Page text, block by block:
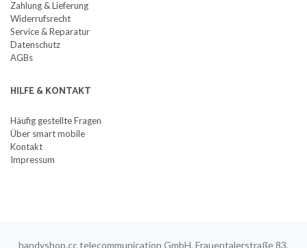
Zahlung & Lieferung
Widerrufsrecht
Service & Reparatur
Datenschutz
AGBs
HILFE & KONTAKT
Häufig gestellte Fragen
Über smart mobile
Kontakt
Impressum
handyshop.cc telecommunication GmbH, Frauentalerstraße 83,